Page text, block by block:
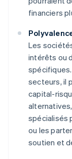
financiers
Les
intérêts ou
secteurs, il
capital-
spécialisés
ou les
soutien et